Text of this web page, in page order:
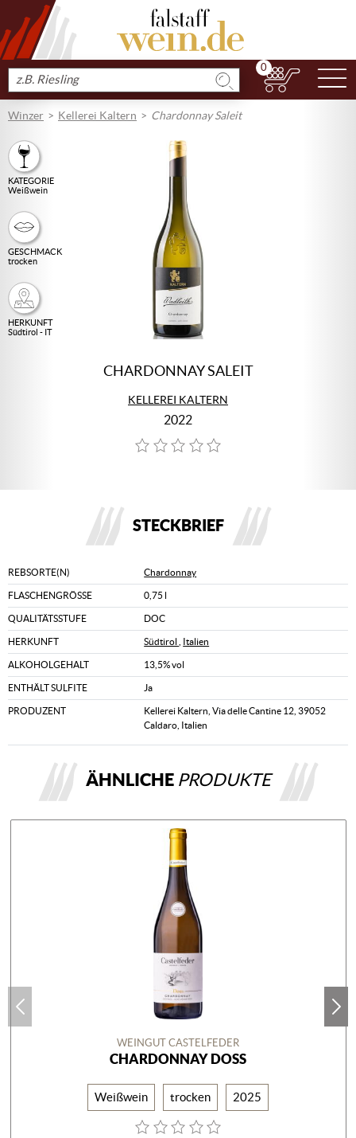
Produkt
suchen
0
Winzer Kellerei Kaltern Chardonnay Saleit
KATEGORIE
Weißwein
GESCHMACK
trocken
HERKUNFT
Südtirol - IT
CHARDONNAY SALEIT
KELLEREI KALTERN
2022
STECKBRIEF
REBSORTE(N) Chardonnay
FLASCHENGRÖSSE 0,75 l
QUALITÄTSSTUFE DOC
HERKUNFT Südtirol Italien
ALKOHOLGEHALT 13,5% vol
ENTHÄLT SULFITE Ja
PRODUZENT
Kellerei Kaltern, Via delle Cantine 12, 39052
Caldaro, Italien
ÄHNLICHE PRODUKTE
WEINGUT CASTELFEDER
CHARDONNAY DOSS
Weißwein trocken 2025